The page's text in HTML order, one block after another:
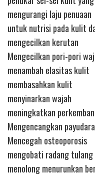
mengurangi laju penuaan
untuk nutrisi pada kulit
mengecilkan kerutan
Mengecilkan pori-pori
menambah elasitas kulit
membasahkan kulit
menyinarkan wajah
meningkatkan
Mengencangkan payudara
Mencegah osteoporosis
mengobati radang tulang
menolong menurunkan